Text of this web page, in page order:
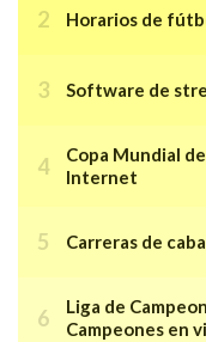
Horarios de
Software de
Copa Mundial
Internet
Carreras de
Liga de
Campeones en